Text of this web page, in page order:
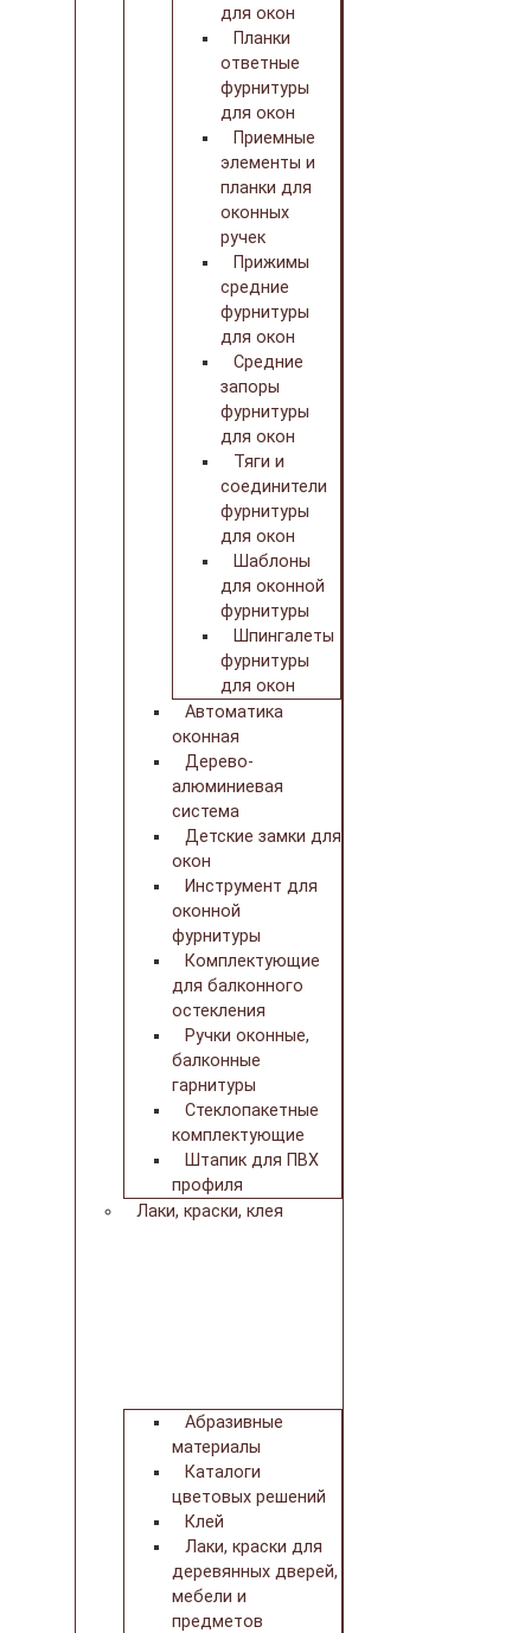
для окон
Планки
ответные
фурнитуры
для окон
Приемные
элементы и
планки для
оконных
ручек
Прижимы
средние
фурнитуры
для окон
Средние
запоры
фурнитуры
для окон
Тяги и
соединители
фурнитуры
для окон
Шаблоны
для оконной
фурнитуры
Шпингалеты
фурнитуры
для окон
Автоматика
оконная
Дерево-
алюминиевая
система
Детские замки для
окон
Инструмент для
оконной
фурнитуры
Комплектующие
для балконного
остекления
Ручки оконные,
балконные
гарнитуры
Стеклопакетные
комплектующие
Штапик для ПВХ
профиля
Лаки, краски, клея
Абразивные
материалы
Каталоги
цветовых решений
Клей
Лаки, краски для
деревянных дверей,
мебели и
предметов